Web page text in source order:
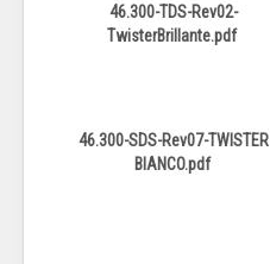
46.300-TDS-Rev02-
TwisterBrillante.pdf
46.300-SDS-Rev07-TWISTER
BIANCO.pdf